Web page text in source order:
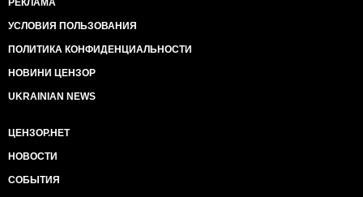
РЕКЛАМА
УСЛОВИЯ ПОЛЬЗОВАНИЯ
ПОЛИТИКА КОНФИДЕНЦИАЛЬНОСТИ
НОВИНИ ЦЕНЗОР
UKRAINIAN NEWS
ЦЕНЗОР.НЕТ
НОВОСТИ
СОБЫТИЯ